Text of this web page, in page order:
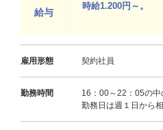
給与
時給1.200円～。
雇用形態 契約社員
勤務時間
16：00～22：05の中
勤務日は週１日から